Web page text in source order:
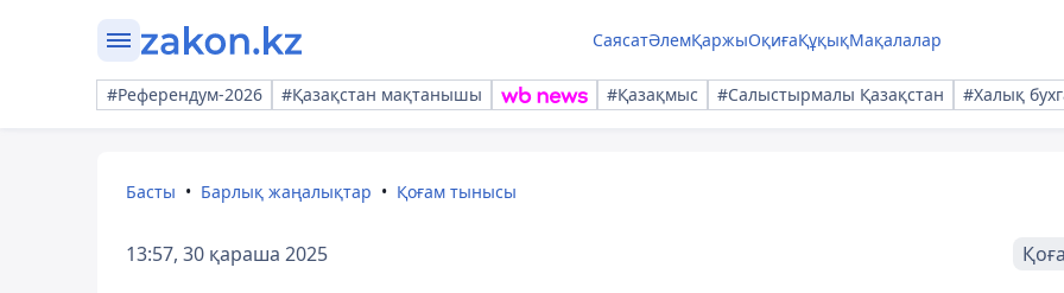
СаясатӘлемҚаржыОқиғаҚұқықМақалалар
#Референдум-2026 #Қазақстан мақтанышы #Қазақмыс #Салыстырмалы Қазақстан #Халық
Басты Барлық жаңалықтар Қоғам тынысы
13:57, 30 қараша 2025